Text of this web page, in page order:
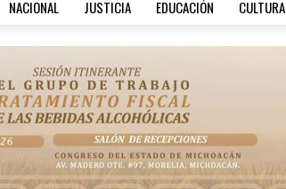
Sábana
NACIONAL JUSTICIA EDUCACIÓN CULTURA